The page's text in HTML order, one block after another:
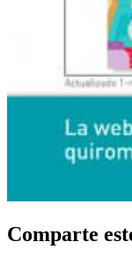
Comparte